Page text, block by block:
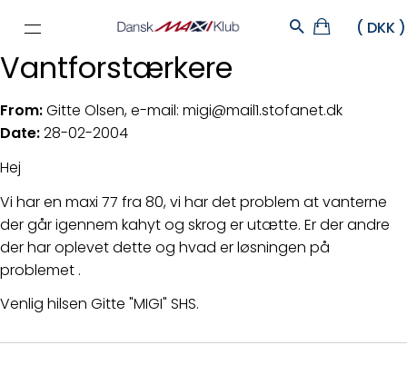
Vantforstærkere
From:Gitte Olsen, e-mail: migi@mail1.stofanet.dk
Date:28-02-2004
Hej
Vi har en maxi 77 fra 80, vi har det problem at vanterne
der går igennem kahyt og skrog er utætte. Er der andre
der har oplevet dette og hvad er løsningen på
problemet .
Venlig hilsen Gitte "MIGI" SHS.